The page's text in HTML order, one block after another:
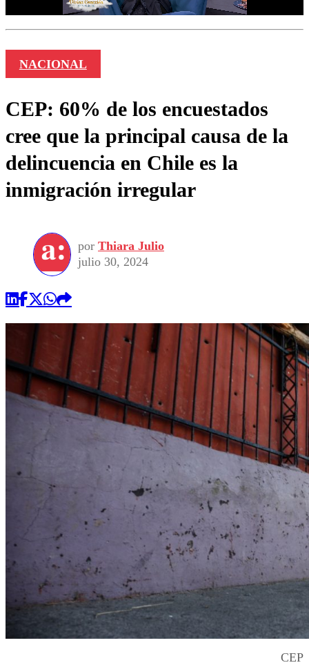
NACIONAL
CEP: 60% de los encuestados
cree que la principal causa de la
delincuencia en Chile es la
inmigración irregular
por Thiara Julio
julio 30, 2024
CEP